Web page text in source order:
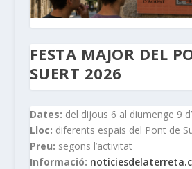
FESTA MAJOR DEL
SUERT 2026
Dates: del dijous 6 al diumenge 9
Lloc: diferents espais del Pont de
Preu: segons l’activitat
Informació: